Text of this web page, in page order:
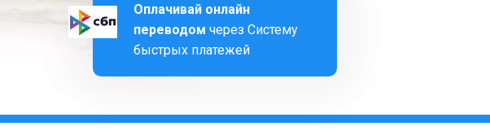
Оплачивай онлайн
переводом через Систему
быстрых платежей